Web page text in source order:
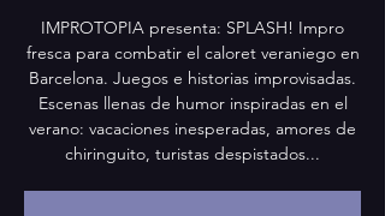
IMPROTOPIA presenta: SPLASH! Impro
fresca para combatir el caloret veraniego en
Barcelona. Juegos e historias improvisadas.
Escenas llenas de humor inspiradas en el
verano: vacaciones inesperadas, amores de
chiringuito, turistas despistados...